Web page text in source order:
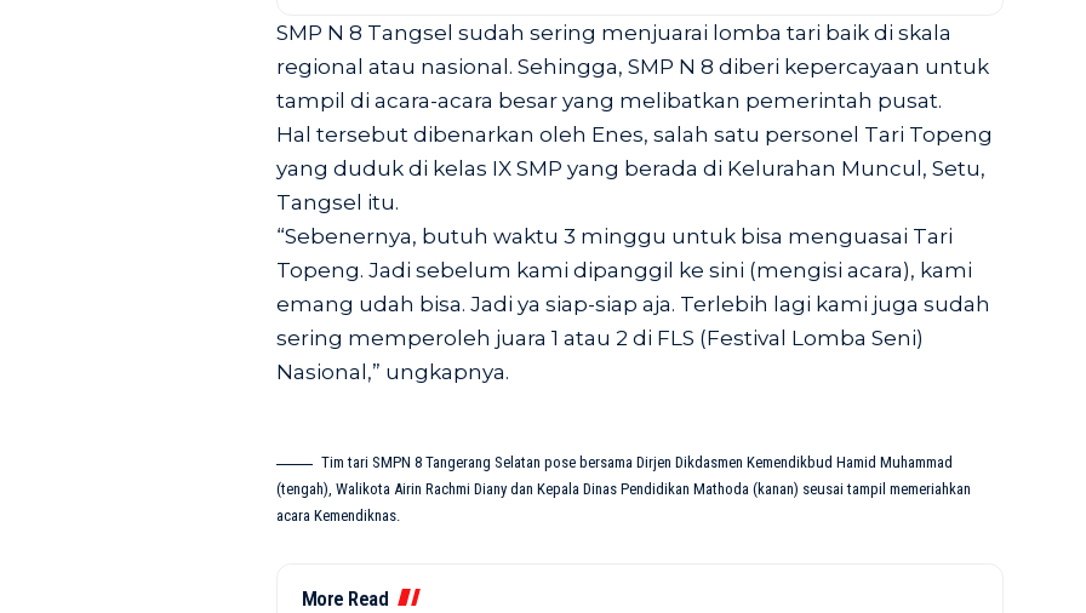
SMP N 8 Tangsel sudah sering menjuarai lomba tari baik di skala
regional atau nasional. Sehingga, SMP N 8 diberi kepercayaan untuk
tampil di acara-acara besar yang melibatkan pemerintah pusat.
Hal tersebut dibenarkan oleh Enes, salah satu personel Tari Topeng
yang duduk di kelas IX SMP yang berada di Kelurahan Muncul, Setu,
Tangsel itu.
“Sebenernya, butuh waktu 3 minggu untuk bisa menguasai Tari
Topeng. Jadi sebelum kami dipanggil ke sini (mengisi acara), kami
emang udah bisa. Jadi ya siap-siap aja. Terlebih lagi kami juga sudah
sering memperoleh juara 1 atau 2 di FLS (Festival Lomba Seni)
Nasional,” ungkapnya.
Tim tari SMPN 8 Tangerang Selatan pose bersama Dirjen Dikdasmen Kemendikbud Hamid Muhammad
(tengah), Walikota Airin Rachmi Diany dan Kepala Dinas Pendidikan Mathoda (kanan) seusai tampil memeriahkan
acara Kemendiknas.
More Read